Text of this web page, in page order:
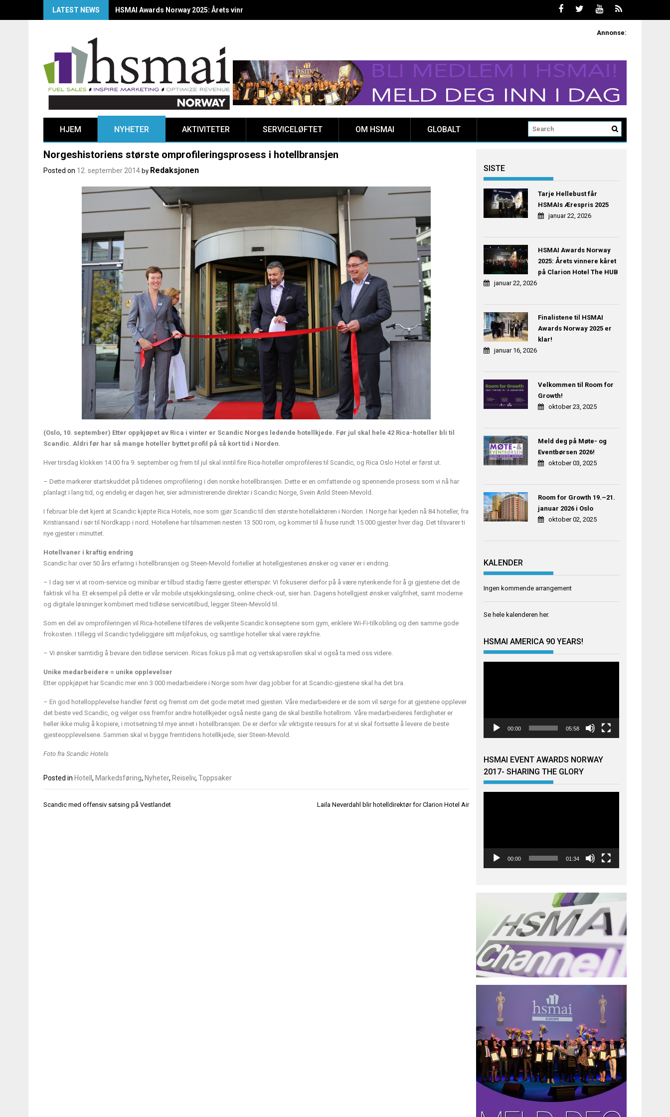
LATEST NEWS HSMAI Awards Norway 2025: Årets vinnere kåret på Clarion Hotel The HUB
Annonse:
HJEM NYHETER AKTIVITETER SERVICELØFTET OM HSMAI GLOBALT
Norgeshistoriens største omprofileringsprosess i hotellbransjen
Posted on 12. september 2014 by Redaksjonen
(Oslo, 10. september) Etter oppkjøpet av Rica i vinter er Scandic Norges ledende hotellkjede. Før jul skal hele 42 Rica-hoteller bli til
Scandic. Aldri før har så mange hoteller byttet profil på så kort tid i Norden.
Hver tirsdag klokken 14:00 fra 9. september og frem til jul skal inntil fire Rica-hoteller omprofileres til Scandic, og Rica Oslo Hotel er først ut.
– Dette markerer startskuddet på tidenes omprofilering i den norske hotellbransjen. Dette er en omfattende og spennende prosess som vi nå har
planlagt i lang tid, og endelig er dagen her, sier administrerende direktør i Scandic Norge, Svein Arild Steen-Mevold.
I februar ble det kjent at Scandic kjøpte Rica Hotels, noe som gjør Scandic til den største hotellaktøren i Norden. I Norge har kjeden nå 84 hoteller, fra
Kristiansand i sør til Nordkapp i nord. Hotellene har tilsammen nesten 13 500 rom, og kommer til å huse rundt 15 000 gjester hver dag. Det tilsvarer ti
nye gjester i minuttet.
Hotellvaner i kraftig endring
Scandic har over 50 års erfaring i hotellbransjen og Steen-Mevold forteller at hotellgjestenes ønsker og vaner er i endring.
– I dag ser vi at room-service og minibar er tilbud stadig færre gjester etterspør. Vi fokuserer derfor på å være nytenkende for å gi gjestene det de
faktisk vil ha. Et eksempel på dette er vår mobile utsjekkingsløsing, online check-out, sier han. Dagens hotellgjest ønsker valgfrihet, samt moderne
og digitale løsninger kombinert med tidløse servicetilbud, legger Steen-Mevold til.
Som en del av omprofileringen vil Rica-hotellene tilføres de velkjente Scandic konseptene som gym, enklere Wi-Fi-tilkobling og den samme gode
frokosten. I tillegg vil Scandic tydeliggjøre sitt miljøfokus, og samtlige hoteller skal være røykfrie.
– Vi ønsker samtidig å bevare den tidløse servicen. Ricas fokus på mat og vertskapsrollen skal vi også ta med oss videre.
Unike medarbeidere = unike opplevelser
Etter oppkjøpet har Scandic mer enn 3 000 medarbeidere i Norge som hver dag jobber for at Scandic-gjestene skal ha det bra.
– En god hotellopplevelse handler først og fremst om det gode møtet med gjesten. Våre medarbeidere er de som vil sørge for at gjestene opplever
det beste ved Scandic, og velger oss fremfor andre hotellkjeder også neste gang de skal bestille hotellrom. Våre medarbeideres ferdigheter er
heller ikke mulig å kopiere, i motsetning til mye annet i hotellbransjen. De er derfor vår viktigste ressurs for at vi skal fortsette å levere de beste
gjesteopplevelsene. Sammen skal vi bygge fremtidens hotellkjede, sier Steen-Mevold.
Foto fra Scandic Hotels
Posted in Hotell , Markedsføring, Nyheter, Reiseliv, Toppsaker
Innleggsnavigasjon
Scandic med offensiv satsing på Vestlandet Laila Neverdahl blir hotelldirektør for Clarion Hotel Air
SISTE
Tarje Hellebust får
HSMAIs Ærespris 2025
januar 22, 2026
HSMAI Awards Norway
2025: Årets vinnere kåret
på Clarion Hotel The HUB
januar 22, 2026
Finalistene til HSMAI
Awards Norway 2025 er
klar!
januar 16, 2026
Velkommen til Room for
Growth!
oktober 23, 2025
Meld deg på Møte- og
Eventbørsen 2026!
oktober 03, 2025
Room for Growth 19.–21.
januar 2026 i Oslo
oktober 02, 2025
KALENDER
Ingen kommende arrangement
Se hele kalenderen her.
HSMAI AMERICA 90 YEARS!
00:00 05:58
HSMAI EVENT AWARDS NORWAY
2017- SHARING THE GLORY
00:00 01:34